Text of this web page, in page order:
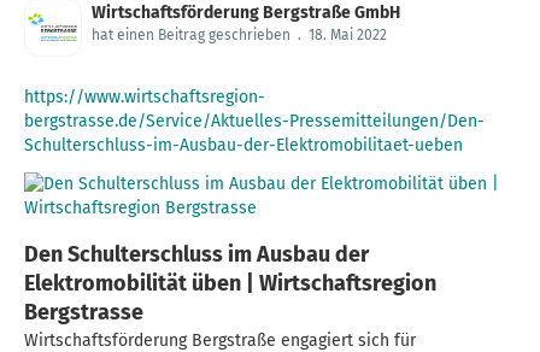
Wirtschaftsförderung Bergstraße GmbH
hat einen Beitrag geschrieben . 18. Mai 2022
https://www.wirtschaftsregion-
bergstrasse.de/Service/Aktuelles-Pressemitteilungen/Den-
Schulterschluss-im-Ausbau-der-Elektromobilitaet-ueben
Den Schulterschluss im Ausbau der
Elektromobilität üben | Wirtschaftsregion
Bergstrasse
Wirtschaftsförderung Bergstraße engagiert sich für